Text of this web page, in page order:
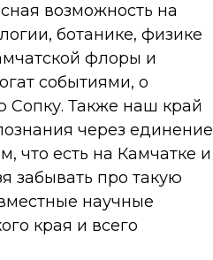
возможность на
ботанике, физике
флоры и
событиями, о
Сопку. Также наш край
через единение
что есть на Камчатке и
забывать про такую
научные
края и всего